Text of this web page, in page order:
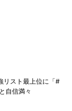
リスト最上位に「#
自信満々